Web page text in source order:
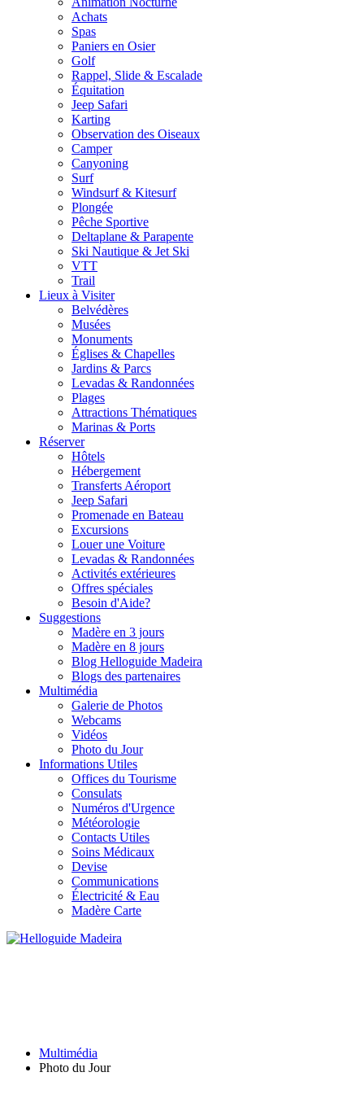
Achats
Spas
Paniers en Osier
Golf
Rappel, Slide & Escalade
Équitation
Jeep Safari
Karting
Observation des Oiseaux
Camper
Canyoning
Surf
Windsurf & Kitesurf
Plongée
Pêche Sportive
Deltaplane & Parapente
Ski Nautique & Jet Ski
VTT
Trail
Lieux à Visiter
Belvédères
Musées
Monuments
Églises & Chapelles
Jardins & Parcs
Levadas & Randonnées
Plages
Attractions Thématiques
Marinas & Ports
Réserver
Hôtels
Hébergement
Transferts Aéroport
Jeep Safari
Promenade en Bateau
Excursions
Louer une Voiture
Levadas & Randonnées
Activités extérieures
Offres spéciales
Besoin d'Aide?
Suggestions
Madère en 3 jours
Madère en 8 jours
Blog Helloguide Madeira
Blogs des partenaires
Multimédia
Galerie de Photos
Webcams
Vidéos
Photo du Jour
Informations Utiles
Offices du Tourisme
Consulats
Numéros d'Urgence
Météorologie
Contacts Utiles
Soins Médicaux
Devise
Communications
Électricité & Eau
Madère Carte
Multimédia
Photo du Jour